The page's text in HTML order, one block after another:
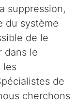
suppression,
du système
de le
dans le
les
de
cherchons